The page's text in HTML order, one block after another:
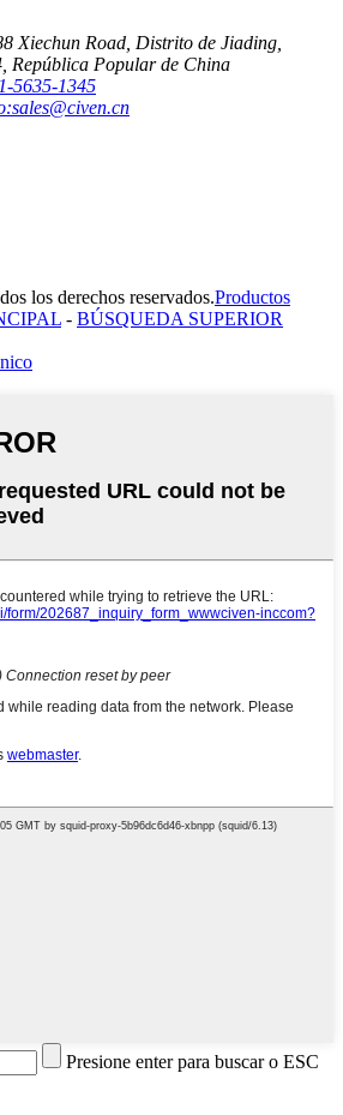
Xiechun Road, Distrito de Jiading,
República Popular de China
5635-1345
sales@civen.cn
los derechos reservados.Productos
- BÚSQUEDA SUPERIOR
Presione enter para buscar o ESC